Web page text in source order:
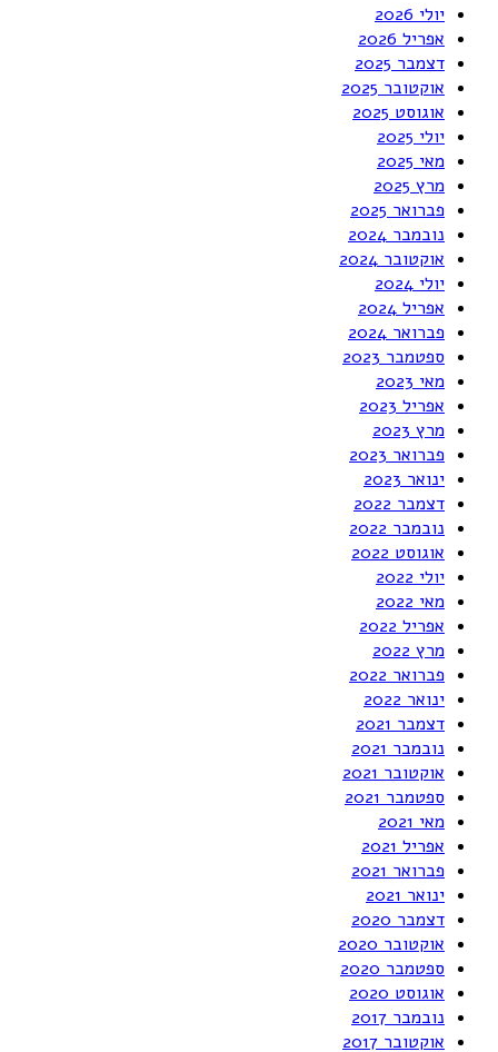
יולי 2026
אפריל 2026
דצמבר 2025
אוקטובר 2025
אוגוסט 2025
יולי 2025
מאי 2025
מרץ 2025
פברואר 2025
נובמבר 2024
אוקטובר 2024
יולי 2024
אפריל 2024
פברואר 2024
ספטמבר 2023
מאי 2023
אפריל 2023
מרץ 2023
פברואר 2023
ינואר 2023
דצמבר 2022
נובמבר 2022
אוגוסט 2022
יולי 2022
מאי 2022
אפריל 2022
מרץ 2022
פברואר 2022
ינואר 2022
דצמבר 2021
נובמבר 2021
אוקטובר 2021
ספטמבר 2021
מאי 2021
אפריל 2021
פברואר 2021
ינואר 2021
דצמבר 2020
אוקטובר 2020
ספטמבר 2020
אוגוסט 2020
נובמבר 2017
אוקטובר 2017